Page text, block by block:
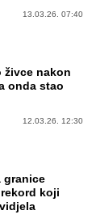
13.03.26. 07:40
živce nakon
onda stao
12.03.26. 12:30
granice
koji